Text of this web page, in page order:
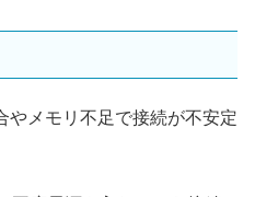
やメモリ不足で接続が不安定